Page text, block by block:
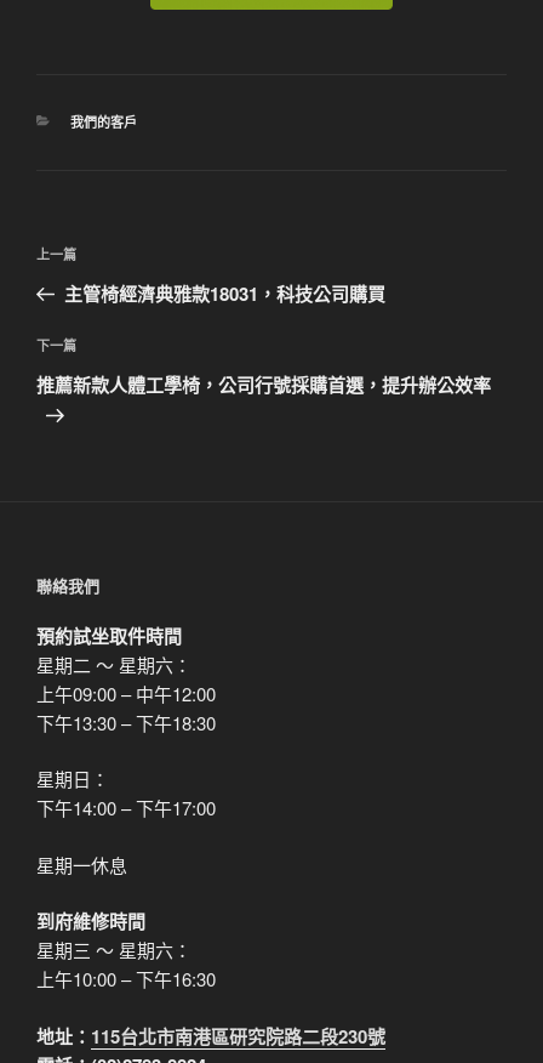
分
我們的客戶
文
導
覽
上
一
文
章
上一篇
主管椅經濟典雅款18031，科技公司購買
下
一
下一篇
推薦新款人體工學椅，公司行號採購首選，提升辦公效率
聯絡我們
預約試坐取件時間
星期二 ～ 星期六：
上午09:00 – 中午12:00
下午13:30 – 下午18:30
星期日：
下午14:00 – 下午17:00
星期一休息
到府維修時間
星期三 ～ 星期六：
上午10:00 – 下午16:30
地址： 115台北市南港區研究院路二段230號